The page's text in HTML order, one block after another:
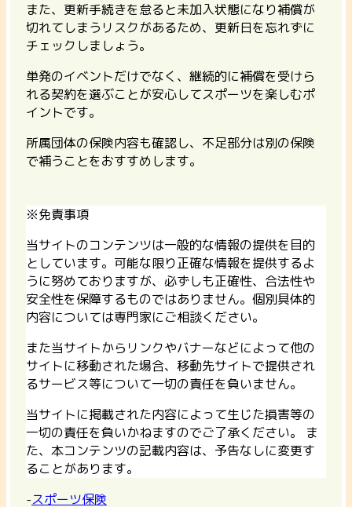
また、更新手続きを怠ると未加入状態になり補償が
切れてしまうリスクがあるため、更新日を忘れずに
チェックしましょう。
単発のイベントだけでなく、継続的に補償を受けら
れる契約を選ぶことが安心してスポーツを楽しむポ
イントです。
所属団体の保険内容も確認し、不足部分は別の保険
で補うことをおすすめします。
※免責事項
当サイトのコンテンツは一般的な情報の提供を目的
としています。可能な限り正確な情報を提供するよ
うに努めておりますが、必ずしも正確性、合法性や
安全性を保障するものではありません。個別具体的
内容については専門家にご相談ください。
また当サイトからリンクやバナーなどによって他の
サイトに移動された場合、移動先サイトで提供され
るサービス等について一切の責任を負いません。
当サイトに掲載された内容によって生じた損害等の
一切の責任を負いかねますのでご了承ください。 ま
た、本コンテンツの記載内容は、予告なしに変更す
ることがあります。
-スポーツ保険